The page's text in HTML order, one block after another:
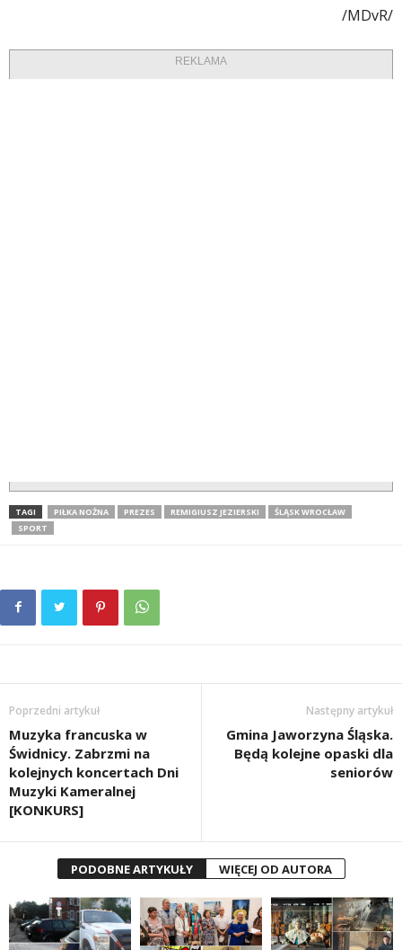
/MDvR/
REKLAMA
TAGI PIŁKA NOŻNA PREZES REMIGIUSZ JEZIERSKI
ŚLĄSK WROCŁAW
SPORT
Poprzedni artykuł
Muzyka francuska w
Świdnicy. Zabrzmi na
kolejnych koncertach Dni
Muzyki Kameralnej
[KONKURS]
Następny artykuł
Gmina Jaworzyna Śląska.
Będą kolejne opaski dla
seniorów
PODOBNE ARTYKUŁY WIĘCEJ OD AUTORA